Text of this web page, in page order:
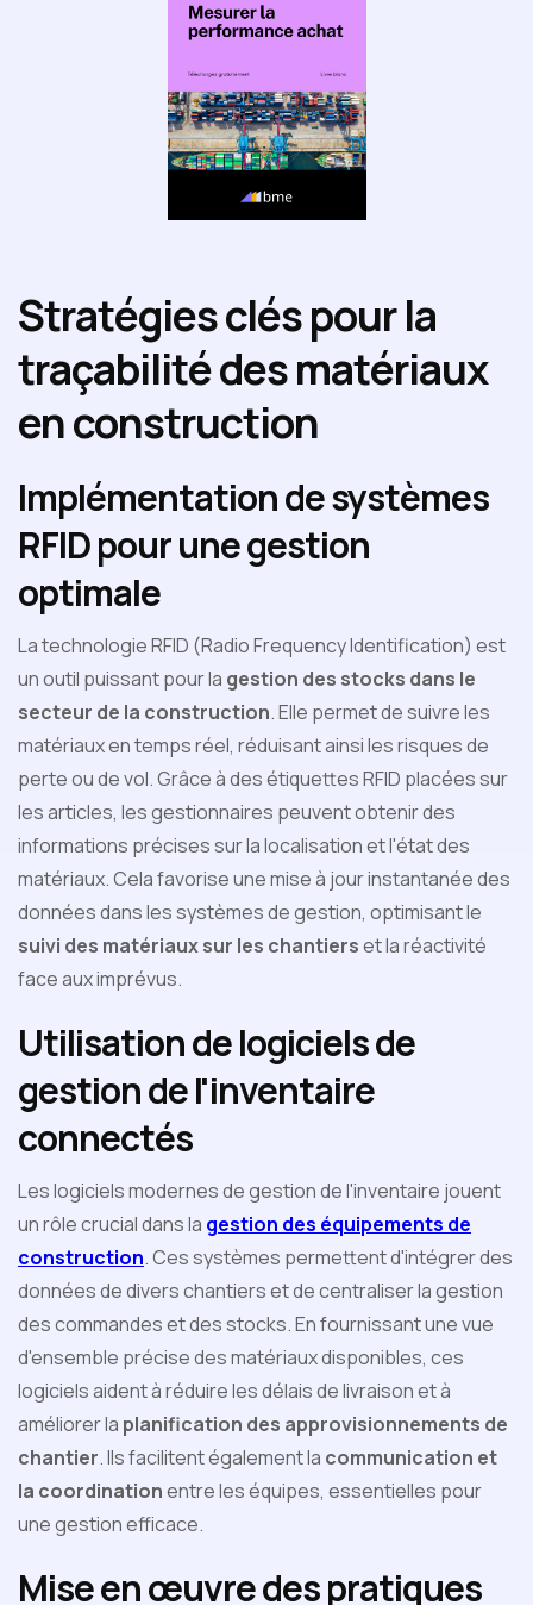
Stratégies clés pour la
traçabilité des matériaux
en construction
Implémentation de systèmes
RFID pour une gestion
optimale
La technologie RFID (Radio Frequency Identification) est
un outil puissant pour la gestion des stocks dans le
secteur de la construction. Elle permet de suivre les
matériaux en temps réel, réduisant ainsi les risques de
perte ou de vol. Grâce à des étiquettes RFID placées sur
les articles, les gestionnaires peuvent obtenir des
informations précises sur la localisation et l'état des
matériaux. Cela favorise une mise à jour instantanée des
données dans les systèmes de gestion, optimisant le
suivi des matériaux sur les chantierset la réactivité
face aux imprévus.
Utilisation de logiciels de
gestion de l'inventaire
connectés
Les logiciels modernes de gestion de l'inventaire jouent
un rôle crucial dans la gestion des équipements de
construction. Ces systèmes permettent d'intégrer des
données de divers chantiers et de centraliser la gestion
des commandes et des stocks. En fournissant une vue
d'ensemble précise des matériaux disponibles, ces
logiciels aident à réduire les délais de livraison et à
améliorer la planification des approvisionnements de
chantier. Ils facilitent également la communication et
la coordinationentre les équipes, essentielles pour
une gestion efficace.
Mise en œuvre des pratiques